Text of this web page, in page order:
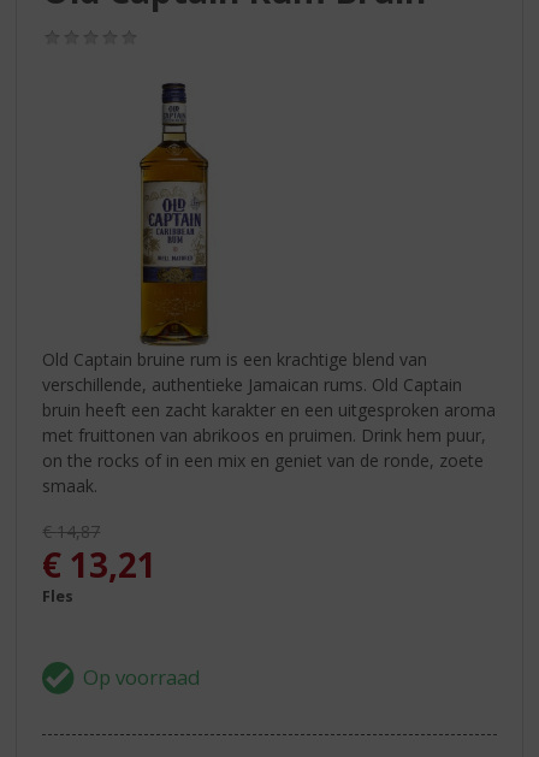
Old Captain bruine rum is een krachtige blend van
verschillende, authentieke Jamaican rums. Old Captain
bruin heeft een zacht karakter en een uitgesproken aroma
met fruittonen van abrikoos en pruimen. Drink hem puur,
on the rocks of in een mix en geniet van de ronde, zoete
smaak.
Originele prijs was:
€14,87
, Huidige prijs is:
€ 13,21
Fles